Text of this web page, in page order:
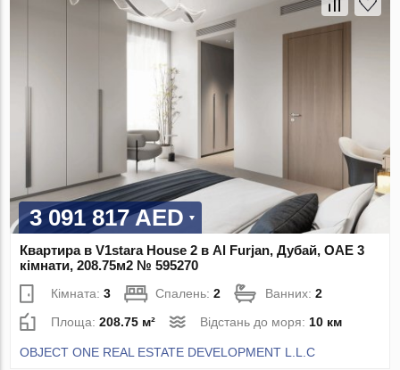
3 091 817 AED
Квартира в V1stara House 2 в Al Furjan, Дубай, ОАЕ 3
кімнати, 208.75м2 № 595270
Кімната:3 Спалень:2 Ванних:2
Площа:208.75 м² Відстань до моря: 10 км
OBJECT ONE REAL ESTATE DEVELOPMENT L.L.C